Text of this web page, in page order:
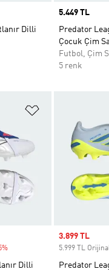
Dilli
Price
5.449 TL
Predator
Çocuk Çim
Futbol, Çim
5 renk
Dilli
Sale price
3.899 TL
5.999 TL
Predator